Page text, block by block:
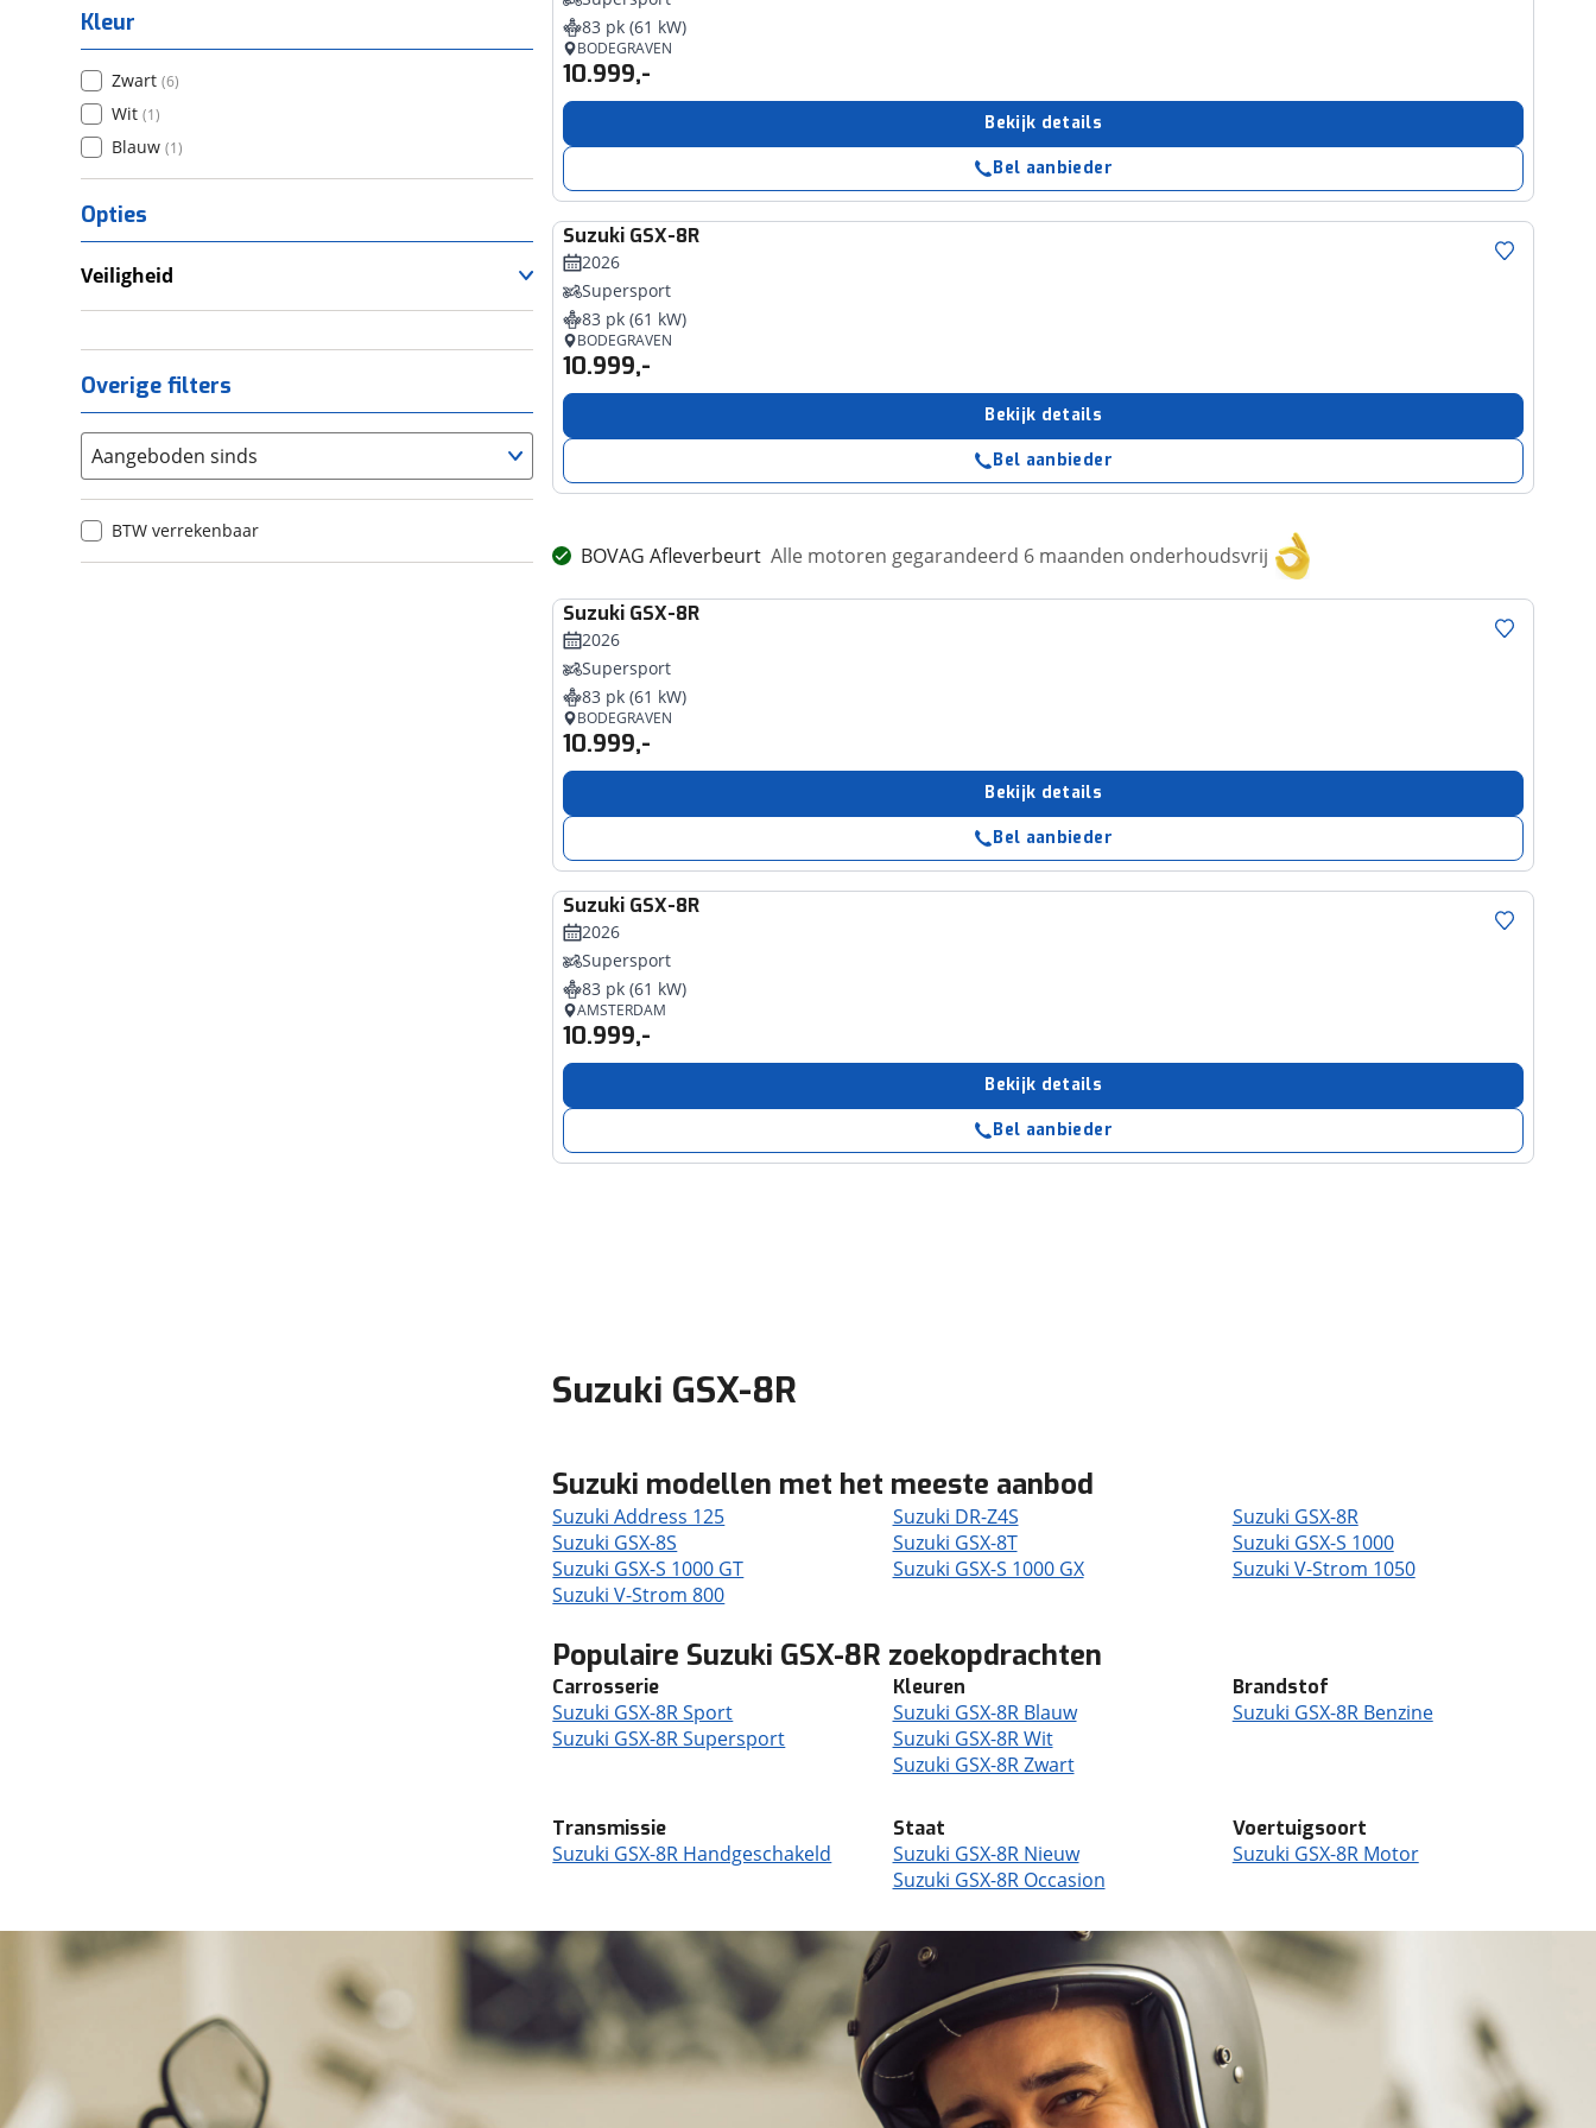
Kleur
Zwart (6)
Wit (1)
Blauw (1)
Opties
Veiligheid
Overige filters
Aangeboden sinds
BTW verrekenbaar
83 pk (61 kW)
BODEGRAVEN
10.999,-
Bekijk details
Bel aanbieder
Suzuki GSX-8R
2026
Supersport
83 pk (61 kW)
BODEGRAVEN
10.999,-
Bekijk details
Bel aanbieder
BOVAG Afleverbeurt Alle motoren gegarandeerd 6 maanden onderhoudsvrij
Suzuki GSX-8R
2026
Supersport
83 pk (61 kW)
BODEGRAVEN
10.999,-
Bekijk details
Bel aanbieder
Suzuki GSX-8R
2026
Supersport
83 pk (61 kW)
AMSTERDAM
10.999,-
Bekijk details
Bel aanbieder
Suzuki GSX-8R
Suzuki modellen met het meeste aanbod
Suzuki Address 125 Suzuki DR-Z4S
Suzuki GSX-8R
Suzuki GSX-8S
Suzuki GSX-8T
Suzuki GSX-S 1000
Suzuki GSX-S 1000 GT
Suzuki GSX-S 1000 GX
Suzuki V-Strom 1050
Suzuki V-Strom 800
Populaire Suzuki GSX-8R zoekopdrachten
Carrosserie
Suzuki GSX-8R Sport
Suzuki GSX-8R Supersport
Kleuren
Suzuki GSX-8R Blauw
Suzuki GSX-8R Wit
Suzuki GSX-8R Zwart
Brandstof
Suzuki GSX-8R Benzine
Transmissie
Suzuki GSX-8R Handgeschakeld
Staat
Suzuki GSX-8R Nieuw
Suzuki GSX-8R Occasion
Voertuigsoort
Suzuki GSX-8R Motor